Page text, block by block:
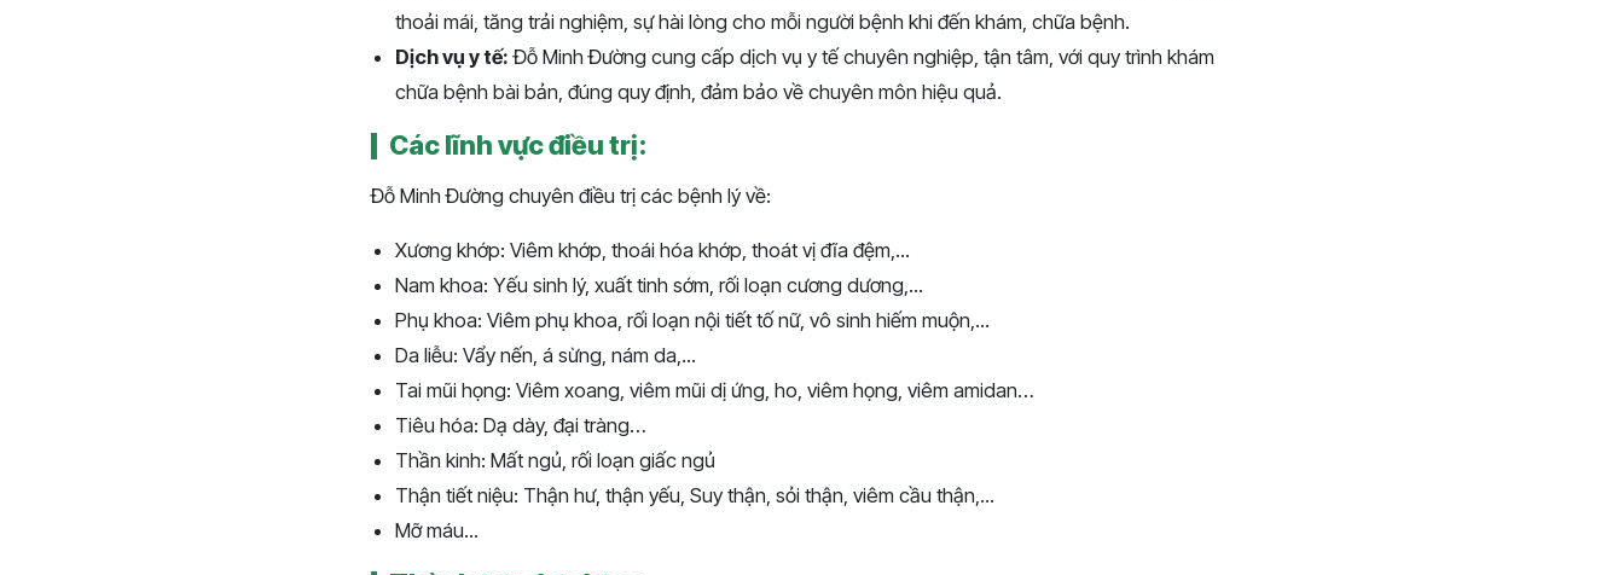
thoải mái, tăng trải nghiệm, sự hài lòng cho mỗi người bệnh khi đến khám, chữa bệnh.
Dịch vụ y tế: Đỗ Minh Đường cung cấp dịch vụ y tế chuyên nghiệp, tận tâm, với quy trình khám
chữa bệnh bài bản, đúng quy định, đảm bảo về chuyên môn hiệu quả.
Các lĩnh vực điều trị:
Đỗ Minh Đường chuyên điều trị các bệnh lý về:
Xương khớp: Viêm khớp, thoái hóa khớp, thoát vị đĩa đệm,...
Nam khoa: Yếu sinh lý, xuất tinh sớm, rối loạn cương dương,...
Phụ khoa: Viêm phụ khoa, rối loạn nội tiết tố nữ, vô sinh hiếm muộn,...
Da liễu: Vẩy nến, á sừng, nám da,...
Tai mũi họng: Viêm xoang, viêm mũi dị ứng, ho, viêm họng, viêm amidan…
Tiêu hóa: Dạ dày, đại tràng…
Thần kinh: Mất ngủ, rối loạn giấc ngủ
Thận tiết niệu: Thận hư, thận yếu, Suy thận, sỏi thận, viêm cầu thận,...
Mỡ máu...